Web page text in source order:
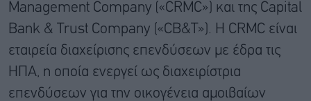
Management Company («CRMC») και της Capital
Bank & Trust Company («CB&T»). Η CRMC είναι
εταιρεία διαχείρισης επενδύσεων με έδρα τις
ΗΠΑ, η οποία ενεργεί ως διαχειρίστρια
επενδύσεων για την οικογένεια αμοιβαίων